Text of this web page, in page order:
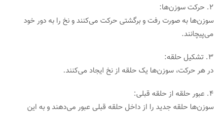
2. حرکت سوزن‌ها:
سوزن‌ها به صورت رفت و برگشتی حرکت می‌کنند و نخ را به دور خود
می‌پیچانند.
3. تشکیل حلقه:
در هر حرکت، سوزن‌ها یک حلقه از نخ ایجاد می‌کنند.
4. عبور حلقه از حلقه قبلی:
سوزن‌ها حلقه جدید را از داخل حلقه قبلی عبور می‌دهند و به این